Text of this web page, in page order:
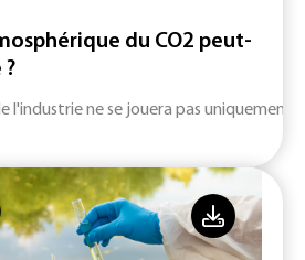
du CO2 peut-
l'industrie ne se jouera pas uniquement